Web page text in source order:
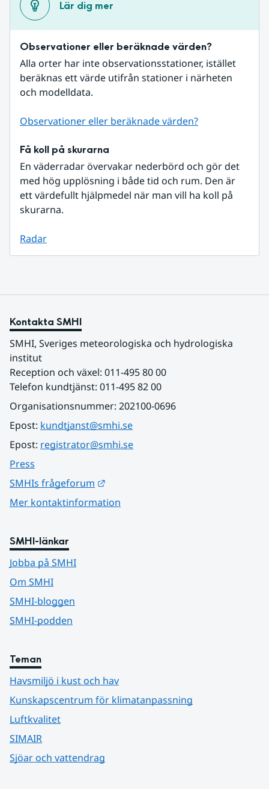
Lär dig mer
Observationer eller beräknade värden?
Alla orter har inte observationsstationer, istället
beräknas ett värde utifrån stationer i närheten
och modelldata.
Observationer eller beräknade värden?
Få koll på skurarna
En väderradar övervakar nederbörd och gör det
med hög upplösning i både tid och rum. Den är
ett värdefullt hjälpmedel när man vill ha koll på
skurarna.
Radar
Kontakta SMHI
SMHI, Sveriges meteorologiska och hydrologiska
institut
Reception och växel: 011-495 80 00
Telefon kundtjänst: 011-495 82 00
Organisationsnummer: 202100-0696
Epost: kundtjanst@smhi.se
Epost: registrator@smhi.se
Press
SMHIs frågeforum
Mer kontaktinformation
SMHI-länkar
Jobba på SMHI
Om SMHI
SMHI-bloggen
SMHI-podden
Teman
Havsmiljö i kust och hav
Kunskapscentrum för klimatanpassning
Luftkvalitet
SIMAIR
Sjöar och vattendrag